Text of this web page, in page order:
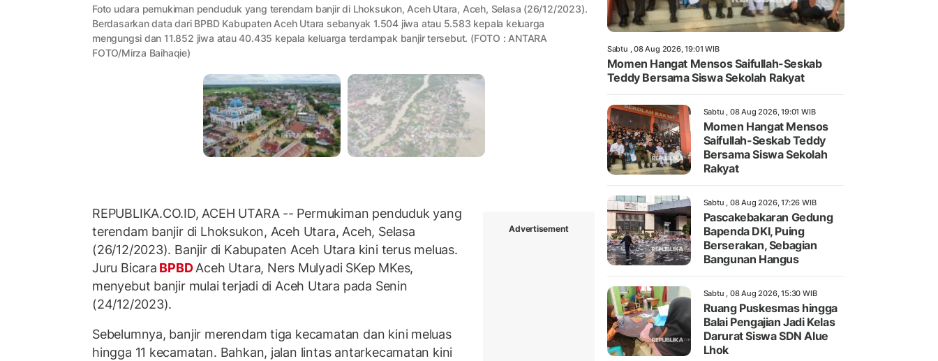
Foto udara pemukiman penduduk yang terendam banjir di Lhoksukon, Aceh Utara, Aceh, Selasa (26/12/2023).
Berdasarkan data dari BPBD Kabupaten Aceh Utara sebanyak 1.504 jiwa atau 5.583 kepala keluarga
mengungsi dan 11.852 jiwa atau 40.435 kepala keluarga terdampak banjir tersebut. (FOTO : ANTARA
FOTO/Mirza Baihaqie)
REPUBLIKA.CO.ID, ACEH UTARA -- Permukiman penduduk yang
terendam banjir di Lhoksukon, Aceh Utara, Aceh, Selasa
(26/12/2023). Banjir di Kabupaten Aceh Utara kini terus meluas.
Juru Bicara BPBDAceh Utara, Ners Mulyadi SKep MKes,
menyebut banjir mulai terjadi di Aceh Utara pada Senin
(24/12/2023).
Sebelumnya, banjir merendam tiga kecamatan dan kini meluas
hingga 11 kecamatan. Bahkan, jalan lintas antarkecamatan kini
Advertisement
Sabtu , 08 Aug 2026, 19:01 WIB
Momen Hangat Mensos Saifullah-Seskab
Teddy Bersama Siswa Sekolah Rakyat
Sabtu , 08 Aug 2026, 19:01 WIB
Momen Hangat Mensos
Saifullah-Seskab Teddy
Bersama Siswa Sekolah
Rakyat
Sabtu , 08 Aug 2026, 17:26 WIB
Pascakebakaran Gedung
Bapenda DKI, Puing
Berserakan, Sebagian
Bangunan Hangus
Sabtu , 08 Aug 2026, 15:30 WIB
Ruang Puskesmas hingga
Balai Pengajian Jadi Kelas
Darurat Siswa SDN Alue
Lhok